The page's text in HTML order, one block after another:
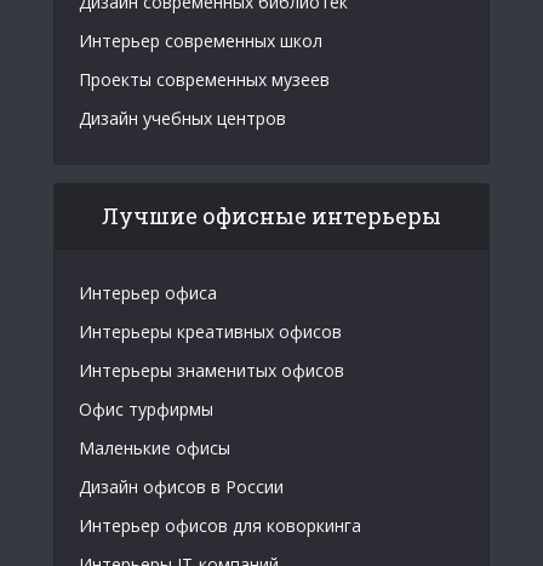
Интерьер современных школ
Проекты современных музеев
Дизайн учебных центров
Лучшие офисные интерьеры
Интерьер офиса
Интерьеры креативных офисов
Интерьеры знаменитых офисов
Офис турфирмы
Маленькие офисы
Дизайн офисов в России
Интерьер офисов для коворкинга